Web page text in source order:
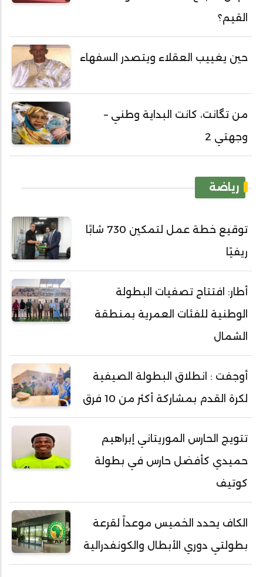
القيم؟
حين يغييب العقلاء ويتصدر السفهاء
من تگانت، كانت البداية وطني –
وجهتي 2
رياضة
توقيع خطة عمل لتمكين 730 شابًا
ريفيًا
أطار: افتتاح تصفيات البطولة
الوطنية للفئات العمرية بمنطقة
الشمال
أوجفت : انطلاق البطولة الصيفية
لكرة القدم بمشاركة أكثر من 10 فرق
تتويج الحارس الموريتاني إبراهيم
حميدي كأفضل حارس في بطولة
كوتيف
الكاف يحدد الخميس موعداً لقرعة
بطولتي دوري الأبطال والكونفدرالية